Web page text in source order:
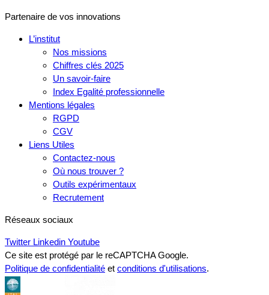
Partenaire de vos innovations
L’institut
Nos missions
Chiffres clés 2025
Un savoir-faire
Index Egalité professionnelle
Mentions légales
RGPD
CGV
Liens Utiles
Contactez-nous
Où nous trouver ?
Outils expérimentaux
Recrutement
Réseaux sociaux
Twitter Linkedin Youtube
Ce site est protégé par le reCAPTCHA Google.
Politique de confidentialité et conditions d'utilisations.